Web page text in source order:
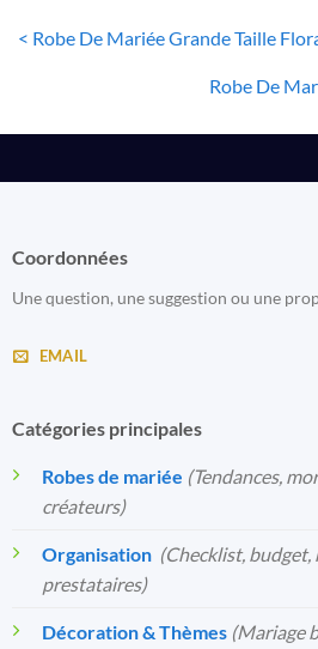
< Robe De Mariée Grande Taille
Robe De
Coordonnées
Une question, une suggestion ou une
EMAIL
Catégories principales
Robes de mariée (Tendances,
créateurs)
Organisation️ (Checklist,
prestataires)
Décoration & Thèmes (Mariage